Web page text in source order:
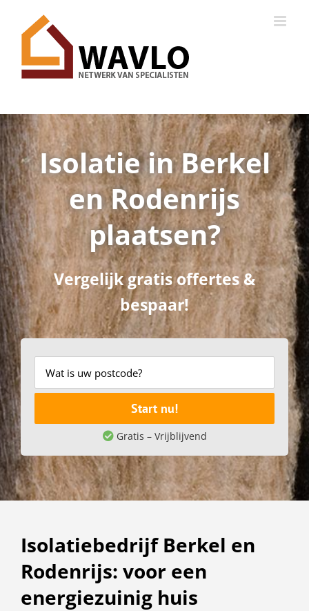
Isolatie in Berkel
en Rodenrijs
plaatsen?
Vergelijk gratis offertes &
bespaar!
Start nu!
Gratis – Vrijblijvend
Isolatiebedrijf Berkel en
Rodenrijs: voor een
energiezuinig huis